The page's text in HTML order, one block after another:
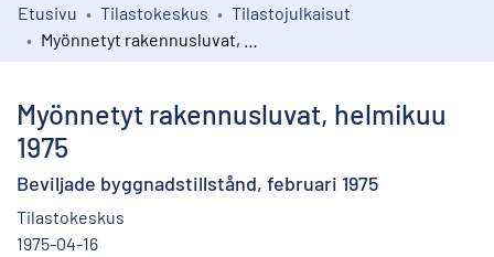
Kokoelmat
Etusivu Tilastokeskus
Tilastojulkaisut
Myönnetyt rakennusluvat, helmikuu
1975
Beviljade byggnadstillstånd, februari 1975
Tilastokeskus
1975-04-16